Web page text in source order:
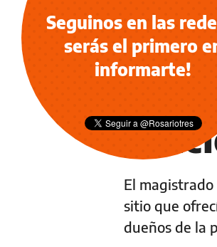
NOTICIAS
Un
El
sitio que
dueños de la
Seguinos en las
serás el primero
informarte!